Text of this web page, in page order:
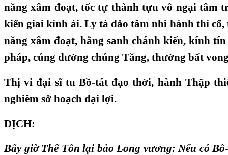
năng xâm đoạt, tốc tự thành tựu vô ngại tâm
kiến giai kính ái. Ly tà đảo tâm nhi hành thí
năng xâm đoạt, hằng sanh chánh kiến, kính
pháp, cúng dường chúng Tăng, thường bất
Thị vi đại sĩ tu Bồ-tát đạo thời, hành Thập
nghiêm sở hoạch đại lợi.
DỊCH:
Bấy giờ Thế Tôn lại bảo Long vương: Nếu có